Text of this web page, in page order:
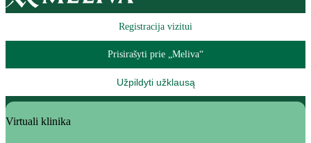
Registracija vizitui
Prisirašyti prie „Meliva“
Užpildyti užklausą
Virtuali klinika